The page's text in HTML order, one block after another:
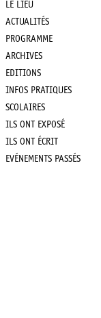
Main
navigation
LE LIEU
ACTUALITÉS
PROGRAMME
ARCHIVES
EDITIONS
INFOS PRATIQUES
SCOLAIRES
ILS ONT EXPOSÉ
ILS ONT ÉCRIT
EVÉNEMENTS PASSÉS